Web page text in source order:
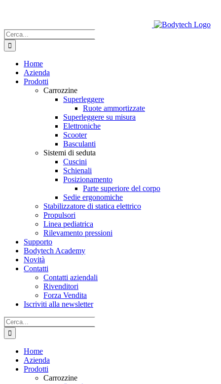
Cerca
per:
Home
Azienda
Prodotti
Carrozzine
Superleggere
Ruote ammortizzate
Superleggere su misura
Elettroniche
Scooter
Basculanti
Sistemi di seduta
Cuscini
Schienali
Posizionamento
Parte superiore del corpo
Sedie ergonomiche
Stabilizzatore di statica elettrico
Propulsori
Linea pediatrica
Rilevamento pressioni
Supporto
Bodytech Academy
Novità
Contatti
Contatti aziendali
Rivenditori
Forza Vendita
Iscriviti alla newsletter
Cerca
per:
Home
Azienda
Prodotti
Carrozzine